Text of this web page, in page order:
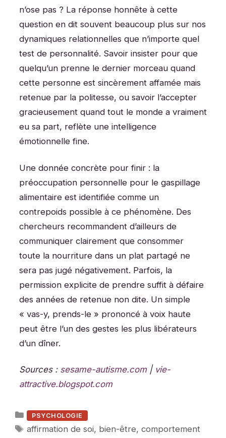
n’ose pas ? La réponse honnête à cette
question en dit souvent beaucoup plus sur nos
dynamiques relationnelles que n’importe quel
test de personnalité. Savoir insister pour que
quelqu’un prenne le dernier morceau quand
cette personne est sincèrement affamée mais
retenue par la politesse, ou savoir l’accepter
gracieusement quand tout le monde a vraiment
eu sa part, reflète une intelligence
émotionnelle fine.
Une donnée concrète pour finir : la
préoccupation personnelle pour le gaspillage
alimentaire est identifiée comme un
contrepoids possible à ce phénomène. Des
chercheurs recommandent d’ailleurs de
communiquer clairement que consommer
toute la nourriture dans un plat partagé ne
sera pas jugé négativement. Parfois, la
permission explicite de prendre suffit à défaire
des années de retenue non dite. Un simple
« vas-y, prends-le » prononcé à voix haute
peut être l’un des gestes les plus libérateurs
d’un dîner.
Sources : sesame-autisme.com | vie-
attractive.blogspot.com
Catégories
PSYCHOLOGIE
Étiquettes
affirmation de soi, bien-être,comportement